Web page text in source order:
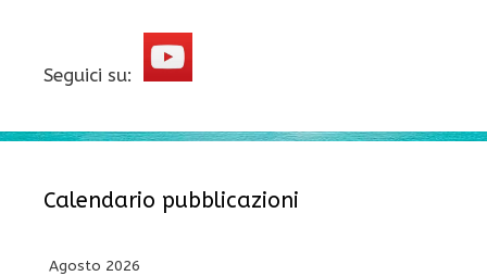
Seguici su:
Calendario pubblicazioni
Agosto 2026